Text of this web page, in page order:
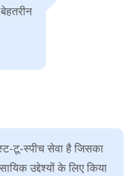
टू-स्पीच सेवा है जिसका
उद्देश्यों के लिए किया